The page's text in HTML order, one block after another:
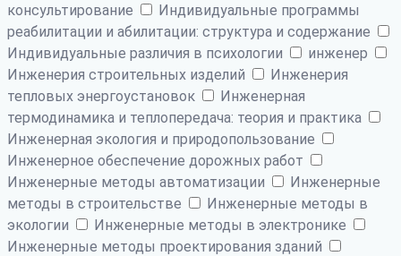
консультирование
Индивидуальные программы
реабилитации и абилитации: структура и содержание
Индивидуальные различия в психологии
инженер
Инженерия строительных изделий
Инженерия
тепловых энергоустановок
Инженерная
термодинамика и теплопередача: теория и практика
Инженерная экология и природопользование
Инженерное обеспечение дорожных работ
Инженерные методы автоматизации
Инженерные
методы в строительстве
Инженерные методы в
экологии
Инженерные методы в электронике
Инженерные методы проектирования зданий